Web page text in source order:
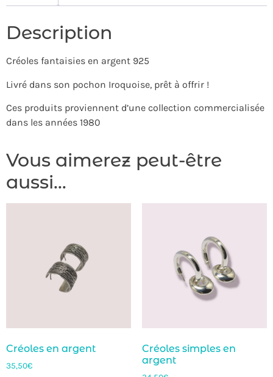
Description
Créoles fantaisies en argent 925
Livré dans son pochon Iroquoise, prêt à offrir !
Ces produits proviennent d’une collection commercialisée
dans les années 1980
Vous aimerez peut-être
aussi…
Créoles en argent
35,50€
Créoles simples en
argent